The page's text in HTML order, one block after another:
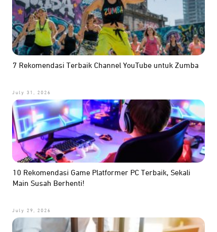
7 Rekomendasi Terbaik Channel YouTube untuk Zumba
July 31, 2026
10 Rekomendasi Game Platformer PC Terbaik, Sekali
Main Susah Berhenti!
July 29, 2026